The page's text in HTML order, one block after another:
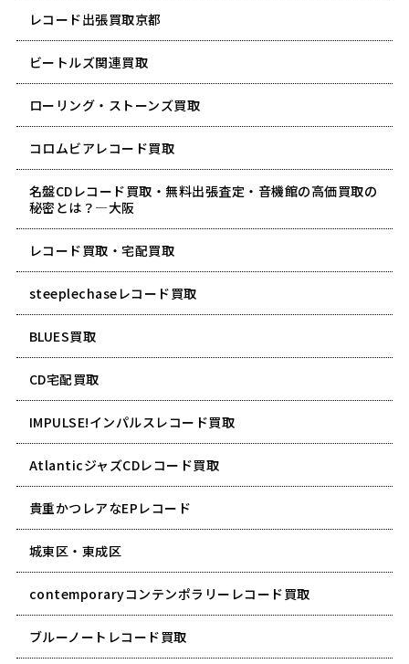
レコード出張買取京都
ビートルズ関連買取
ローリング・ストーンズ買取
コロムビアレコード買取
名盤CDレコード買取・無料出張査定・音機館の高価買取の
秘密とは？―大阪
レコード買取・宅配買取
steeplechaseレコード買取
BLUES買取
CD宅配買取
IMPULSE!インパルスレコード買取
AtlanticジャズCDレコード買取
貴重かつレアなEPレコード
城東区・東成区
contemporaryコンテンポラリーレコード買取
ブルーノートレコード買取